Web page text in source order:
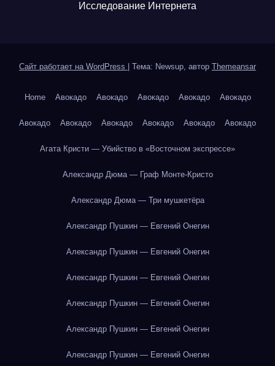
Исследование Интернета
Сайт работает на WordPress Тема: Newsup, автор Themeansar
Home Авокадо Авокадо Авокадо Авокадо Авокадо
Авокадо Авокадо Авокадо Авокадо Авокадо Авокадо
Агата Кристи — Убийство в «Восточном экспрессе»
Александр Дюма — Граф Монте-Кристо
Александр Дюма — Три мушкетёра
Александр Пушкин — Евгений Онегин
Александр Пушкин — Евгений Онегин
Александр Пушкин — Евгений Онегин
Александр Пушкин — Евгений Онегин
Александр Пушкин — Евгений Онегин
Александр Пушкин — Евгений Онегин